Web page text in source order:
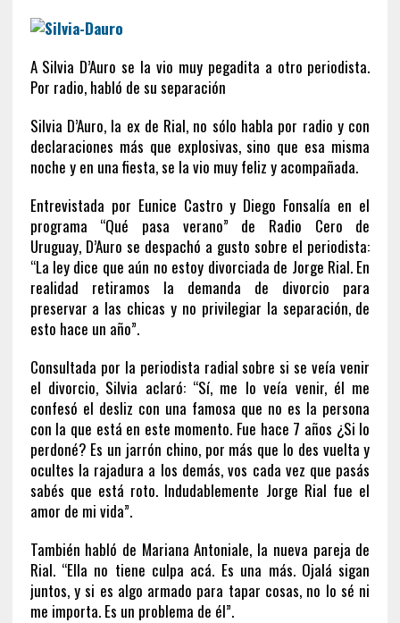
A Silvia D’Auro se la vio muy pegadita a otro periodista.
Por radio, habló de su separación
Silvia D’Auro, la ex de Rial, no sólo habla por radio y con
declaraciones más que explosivas, sino que esa misma
noche y en una fiesta, se la vio muy feliz y acompañada.
Entrevistada por Eunice Castro y Diego Fonsalía en el
programa “Qué pasa verano” de Radio Cero de
Uruguay, D’Auro se despachó a gusto sobre el periodista:
“La ley dice que aún no estoy divorciada de Jorge Rial. En
realidad retiramos la demanda de divorcio para
preservar a las chicas y no privilegiar la separación, de
esto hace un año”.
Consultada por la periodista radial sobre si se veía venir
el divorcio, Silvia aclaró: “Sí, me lo veía venir, él me
confesó el desliz con una famosa que no es la persona
con la que está en este momento. Fue hace 7 años ¿Si lo
perdoné? Es un jarrón chino, por más que lo des vuelta y
ocultes la rajadura a los demás, vos cada vez que pasás
sabés que está roto. Indudablemente Jorge Rial fue el
amor de mi vida”.
También habló de Mariana Antoniale, la nueva pareja de
Rial. “Ella no tiene culpa acá. Es una más. Ojalá sigan
juntos, y si es algo armado para tapar cosas, no lo sé ni
me importa. Es un problema de él”.